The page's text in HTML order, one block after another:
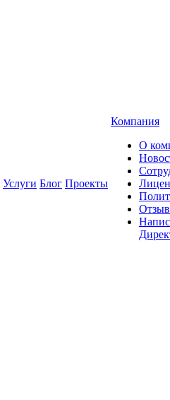
Услуги Блог Проекты
Компания
О